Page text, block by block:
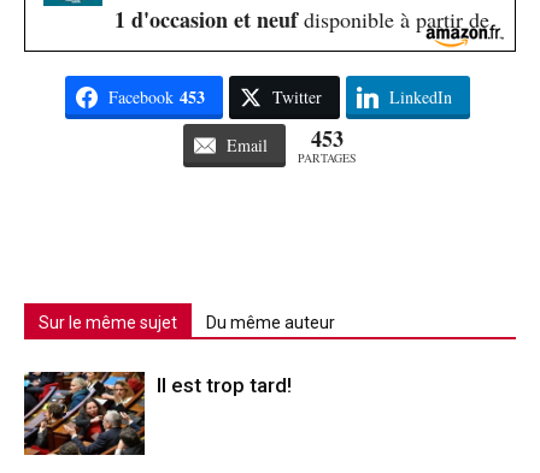
1 d'occasion et neufdisponible à partir de
Facebook 453 Twitter LinkedIn
Email 453
PARTAGES
Sur le même sujet Du même auteur
Il est trop tard!